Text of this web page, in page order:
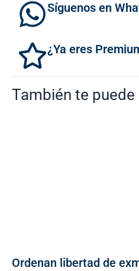
Síguenos en
¿Ya eres
También te puede
Ordenan libertad de